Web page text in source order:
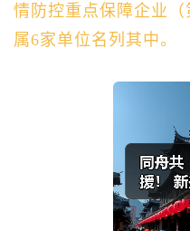
情防控重点保障企业
属6家单位名列其中。